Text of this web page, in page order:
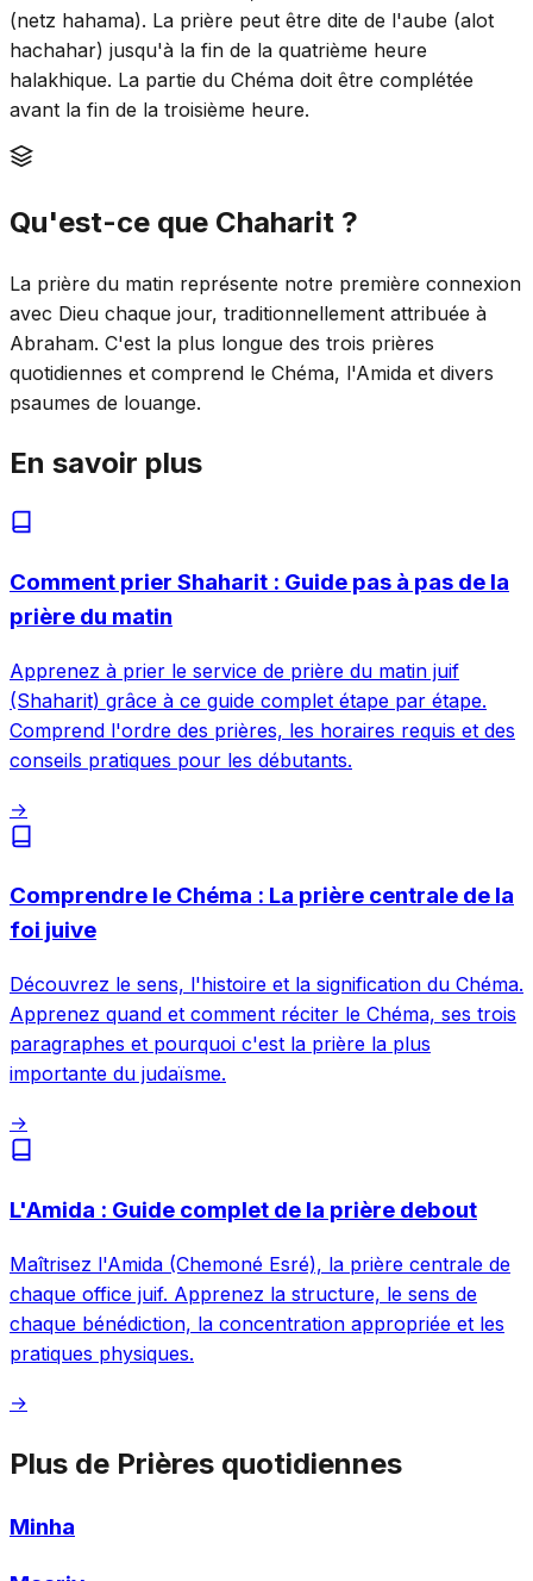
(netz hahama). La prière peut être dite de l'aube (alot
hachahar) jusqu'à la fin de la quatrième heure
halakhique. La partie du Chéma doit être complétée
avant la fin de la troisième heure.
Qu'est-ce que Chaharit ?
La prière du matin représente notre première connexion
avec Dieu chaque jour, traditionnellement attribuée à
Abraham. C'est la plus longue des trois prières
quotidiennes et comprend le Chéma, l'Amida et divers
psaumes de louange.
En savoir plus
Comment prier Shaharit : Guide pas à pas de la
prière du matin
Apprenez à prier le service de prière du matin juif
(Shaharit) grâce à ce guide complet étape par étape.
Comprend l'ordre des prières, les horaires requis et des
conseils pratiques pour les débutants.
→
Comprendre le Chéma : La prière centrale de la
foi juive
Découvrez le sens, l'histoire et la signification du Chéma.
Apprenez quand et comment réciter le Chéma, ses trois
paragraphes et pourquoi c'est la prière la plus
importante du judaïsme.
→
L'Amida : Guide complet de la prière debout
Maîtrisez l'Amida (Chemoné Esré), la prière centrale de
chaque office juif. Apprenez la structure, le sens de
chaque bénédiction, la concentration appropriée et les
pratiques physiques.
→
Plus de Prières quotidiennes
Minha